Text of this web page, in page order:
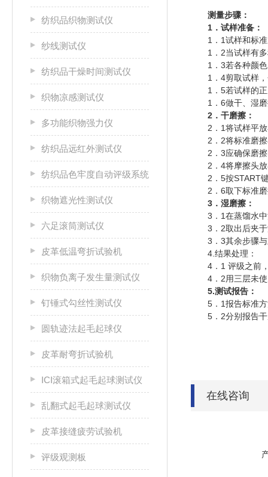
纺织品织物测试仪
纱线测试仪
纺织品干燥时间测试仪
织物凉感测试仪
多功能织物强力仪
纺织品远红外测试仪
纺织品色牢度自动评级系统
织物遮光性测试仪
六足滚筒测试仪
皮革低温弯折试验机
织物负离子发生量测试仪
钉锤式勾丝性测试仪
圆轨迹法起毛起球仪
皮革耐弯折试验机
ICI滚箱式起毛起球测试仪
乱翻式起毛起球测试仪
皮革接缝疲劳试验机
评级观测板
测量步骤：
1．试样准备：
1．1试样和标准
1．2当试样有多
1．3若各种颜色
1．4剪取试样，
1．5若试样的正
1．6做干、湿磨
2．干磨擦：
2．1将试样平放
2．2将标准磨擦
2．3应确保磨擦
2．4将摩擦头放
2．5按START键
2．6取下标准磨
3．湿磨擦：
3．1在蒸馏水中
3．2取出后夹于
3．3其余步骤与
4.结果处理：
4．1 评级之前，
4．2用三层未使
5.测试报告：
5．1报告标准方
5．2分别报告干
在线咨询